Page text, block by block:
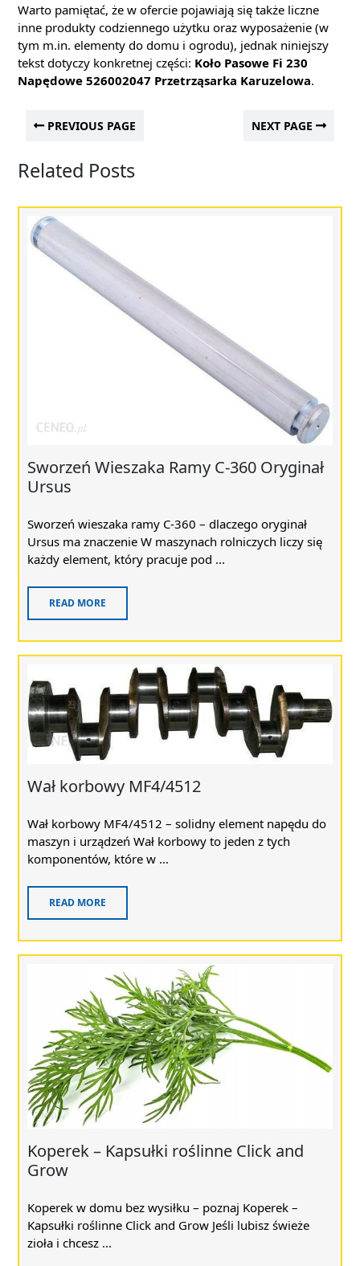
Warto pamiętać, że w ofercie pojawiają się także liczne
inne produkty codziennego użytku oraz wyposażenie (w
tym m.in. elementy do domu i ogrodu), jednak niniejszy
tekst dotyczy konkretnej części: Koło Pasowe Fi 230
Napędowe 526002047 Przetrząsarka Karuzelowa.
PREVIOUS PAGE NEXT PAGE
Related Posts
Sworzeń Wieszaka Ramy C-360 Oryginał
Ursus
Sworzeń wieszaka ramy C-360 – dlaczego oryginał
Ursus ma znaczenie W maszynach rolniczych liczy się
każdy element, który pracuje pod ...
READ MORE
Wał korbowy MF4/4512
Wał korbowy MF4/4512 – solidny element napędu do
maszyn i urządzeń Wał korbowy to jeden z tych
komponentów, które w ...
READ MORE
Koperek – Kapsułki roślinne Click and
Grow
Koperek w domu bez wysiłku – poznaj Koperek –
Kapsułki roślinne Click and Grow Jeśli lubisz świeże
zioła i chcesz ...